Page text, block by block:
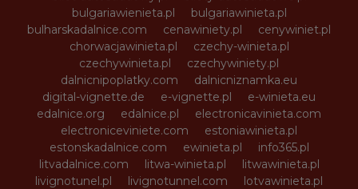
bulgariawienieta.pl
bulgariawinieta.pl
bulharskadalnice.com
cenawiniety.pl
cenywiniet.pl
chorwacjawinieta.pl
czechy-winieta.pl
czechywinieta.pl
czechywiniety.pl
dalnicnipoplatky.com
dalnicniznamka.eu
digital-vignette.de
e-vignette.pl
e-winieta.eu
edalnice.org
edalnice.pl
electronicavinieta.com
electroniceviniete.com
estoniawinieta.pl
estonskadalnice.com
ewinieta.pl
info365.pl
litvadalnice.com
litwa-winieta.pl
litwawinieta.pl
livignotunel.pl
livignotunnel.com
lotvawinieta.pl